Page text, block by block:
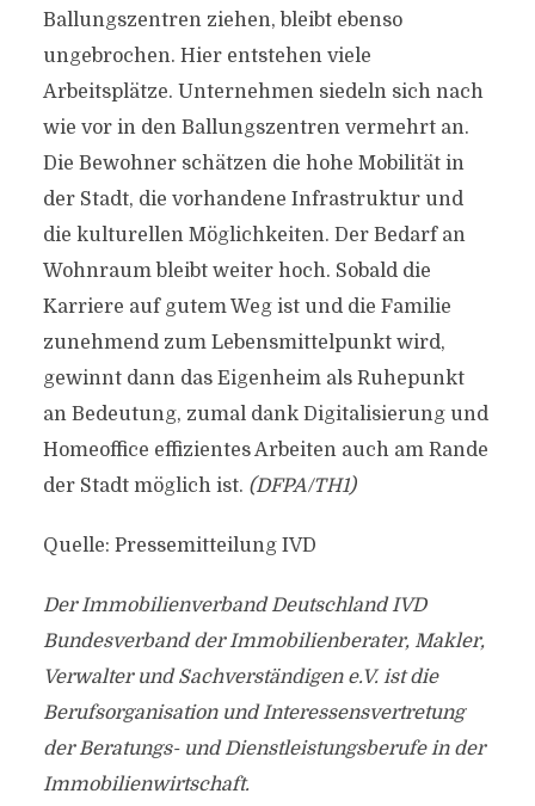
Ballungszentren ziehen, bleibt ebenso
ungebrochen. Hier entstehen viele
Arbeitsplätze. Unternehmen siedeln sich nach
wie vor in den Ballungszentren vermehrt an.
Die Bewohner schätzen die hohe Mobilität in
der Stadt, die vorhandene Infrastruktur und
die kulturellen Möglichkeiten. Der Bedarf an
Wohnraum bleibt weiter hoch. Sobald die
Karriere auf gutem Weg ist und die Familie
zunehmend zum Lebensmittelpunkt wird,
gewinnt dann das Eigenheim als Ruhepunkt
an Bedeutung, zumal dank Digitalisierung und
Homeoffice effizientes Arbeiten auch am Rande
der Stadt möglich ist. (DFPA/TH1)
Quelle: Pressemitteilung IVD
Der Immobilienverband Deutschland IVD
Bundesverband der Immobilienberater, Makler,
Verwalter und Sachverständigen e.V. ist die
Berufsorganisation und Interessensvertretung
der Beratungs- und Dienstleistungsberufe in der
Immobilienwirtschaft.